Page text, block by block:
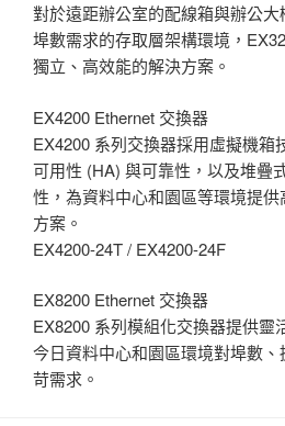
對於遠距辦公室的配線箱與辦公
埠數需求的存取層架構環境，
獨立、高效能的解決方案。
EX4200 Ethernet 交換器
EX4200 系列交換器採用虛擬機箱
可用性 (HA) 與可靠性，以及堆疊
性，為資料中心和園區等環境提
方案。
EX4200-24T / EX4200-24F
EX8200 Ethernet 交換器
EX8200 系列模組化交換器提供靈
今日資料中心和園區環境對埠數
苛需求。